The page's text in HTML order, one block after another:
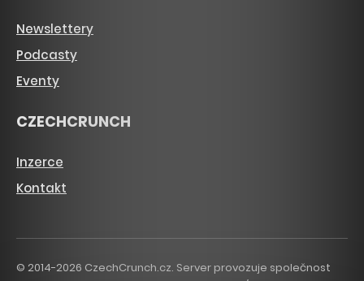
Newslettery
Podcasty
Eventy
CZECHCRUNCH
Inzerce
Kontakt
© 2014-2026 CzechCrunch.cz. Server provozuje společnost